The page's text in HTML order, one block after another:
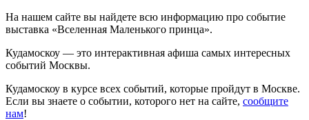
На нашем сайте вы найдете всю информацию про событие
выставка «Вселенная Маленького принца».
Кудамоскоу — это интерактивная афиша самых интересных
событий Москвы.
Кудамоскоу в курсе всех событий, которые пройдут в Москве.
Если вы знаете о событии, которого нет на сайте, сообщите
нам!